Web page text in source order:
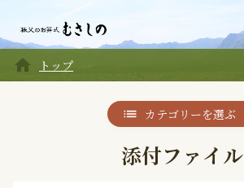
home トップ
カテゴリーを選ぶ
添付ファイル